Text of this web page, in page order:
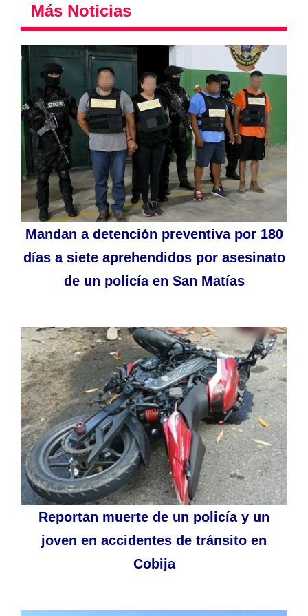
Más Noticias
Mandan a detención preventiva por 180
días a siete aprehendidos por asesinato
de un policía en San Matías
Reportan muerte de un policía y un
joven en accidentes de tránsito en
Cobija